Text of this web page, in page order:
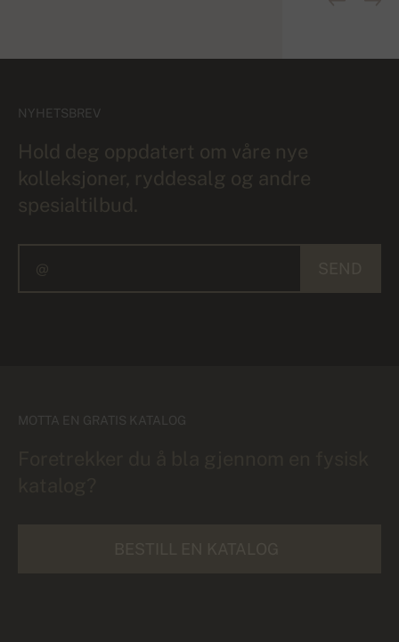
NYHETSBREV
Hold deg oppdatert om våre nye
kolleksjoner, ryddesalg og andre
spesialtilbud.
MOTTA EN GRATIS KATALOG